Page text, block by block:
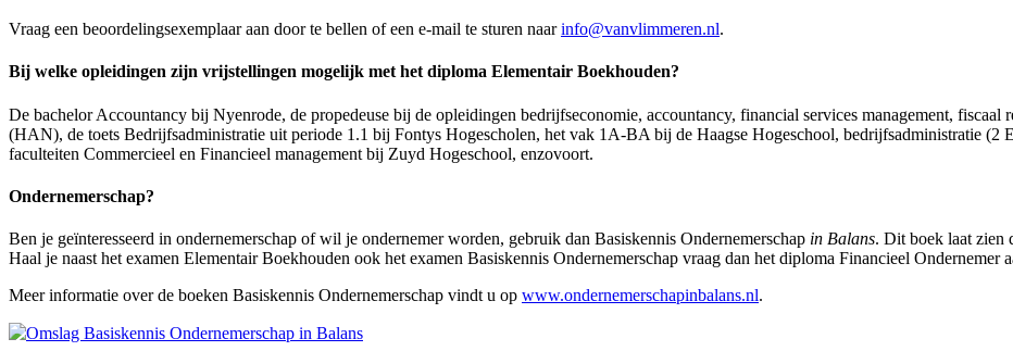
Vraag een beoordelingsexemplaar aan door te bellen of een e-mail te sturen naarinfo@vanvlimmeren.nl.
Bij welke opleidingen zijn vrijstellingen mogelijk met het diploma Elementair Boekhouden?
De bachelor Accountancy bij Nyenrode, de propedeuse bij de opleidingen bedrijfseconomie, accountancy, financial services management,
(HAN), de toets Bedrijfsadministratie uit periode 1.1 bij Fontys Hogescholen, het vak 1A-BA bij de Haagse Hogeschool, bedrijfsadministratie
faculteiten Commercieel en Financieel management bij Zuyd Hogeschool, enzovoort.
Ondernemerschap?
Ben je geïnteresseerd in ondernemerschap of wil je ondernemer worden, gebruik dan Basiskennis Ondernemerschap in Balans. Dit boek laat zien
Haal je naast het examen Elementair Boekhouden ook het examen Basiskennis Ondernemerschap vraag dan het diploma Financieel Ondernemer
Meer informatie over de boeken Basiskennis Ondernemerschap vindt u op www.ondernemerschapinbalans.nl.